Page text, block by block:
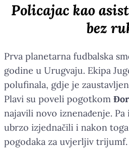
Policajac kao
bez
Prva planetarna fudbalska
godine u Urugvaju. Ekipa
polufinala, gdje je
Plavi su poveli pogotkom
najavili novo iznenađenje.
ubrzo izjednačili i nakon
pogodaka za uvjerljiv